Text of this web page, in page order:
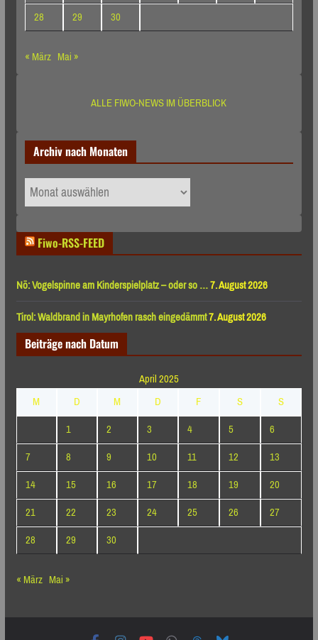
28
29
30
« März Mai »
ALLE FIWO-NEWS IM ÜBERBLICK
Archiv nach Monaten
Archiv
nach
Fiwo-RSS-FEED
Nö: Vogelspinne am Kinderspielplatz – oder so …7. August 2026
Tirol: Waldbrand in Mayrhofen rasch eingedämmt7. August 2026
Beiträge nach Datum
April 2025
M
D M D F S
S
1
2 3 4 5
6
7
8 9 10 11 12
13
14
15 16 17 18 19
20
21
22 23 24 25 26
27
28
29
30
« März Mai »